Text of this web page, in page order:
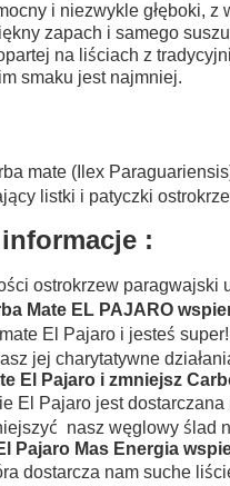
i niezwykle głęboki,
zapach i samego
na liściach z
smaku jest najmniej.
mate (Ilex
listki i patyczki
:
ostrokrzew paragwajski
Mate EL PAJARO
El Pajaro i jesteś
jej charytatywne
El Pajaro i zmniejsz
El Pajaro jest
nasz węglowy ślad
Pajaro Mas Energia
dostarcza nam suche